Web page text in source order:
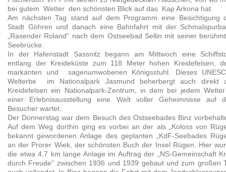
bei gutem Wetter den schönsten Blick auf das Kap Arkona hat.
Am nächsten Tag stand auf dem Programm eine Besichtigung
Stadt Göhren und danach eine Bahnfahrt mit der
„Rasender Roland“ nach dem Ostseebad Sellin mit seiner
Seebrücke.
In der Hafenstadt Sassnitz begann am Mittwoch eine
entlang der Kreideküste zum 118 Meter hohen Kreidefelsen,
markanten und sagenumwobenen Königsstuhl. Dieses
Welterbe im Nationalpark Jasmund beherbergt auch direkt
Kreidefelsen ein Nationalpark-Zentrum, in dem bei jedem
einer Erlebnisausstellung eine Welt voller Geheimnisse auf
Besucher wartet.
Der Donnerstag war dem Besuch des Ostseebades Binz
Auf dem Weg dorthin ging es vorbei an der als „Koloss von
bekannt gewordenen Anlage des geplanten „KdF-Seebades
an der Prorer Wiek, der schönsten Buch der Insel Rügen. Hier
die etwa 4,7 km lange Anlage im Auftrag der „NS-Gemeinschaft
durch Freude“ zwischen 1936 und 1939 gebaut und zum großen